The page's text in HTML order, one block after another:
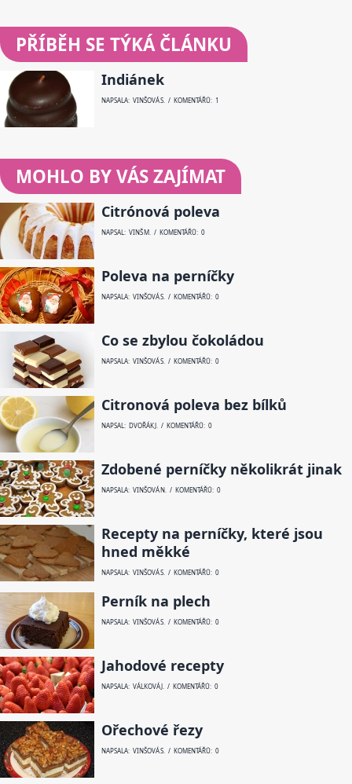
PŘÍBĚH SE TÝKÁ ČLÁNKU
Indiánek
NAPSALA: VINŠOVÁ S. / KOMENTÁŘŮ: 1
MOHLO BY VÁS ZAJÍMAT
Citrónová poleva
NAPSAL: VINŠ M. / KOMENTÁŘŮ: 0
Poleva na perníčky
NAPSALA: VINŠOVÁ S. / KOMENTÁŘŮ: 0
Co se zbylou čokoládou
NAPSALA: VINŠOVÁ S. / KOMENTÁŘŮ: 0
Citronová poleva bez bílků
NAPSAL: DVOŘÁK J. / KOMENTÁŘŮ: 0
Zdobené perníčky několikrát jinak
NAPSALA: VINŠOVÁ N. / KOMENTÁŘŮ: 0
Recepty na perníčky, které jsou
hned měkké
NAPSALA: VINŠOVÁ S. / KOMENTÁŘŮ: 0
Perník na plech
NAPSALA: VINŠOVÁ S. / KOMENTÁŘŮ: 0
Jahodové recepty
NAPSALA: VÁLKOVÁ J. / KOMENTÁŘŮ: 0
Ořechové řezy
NAPSALA: VINŠOVÁ S. / KOMENTÁŘŮ: 0